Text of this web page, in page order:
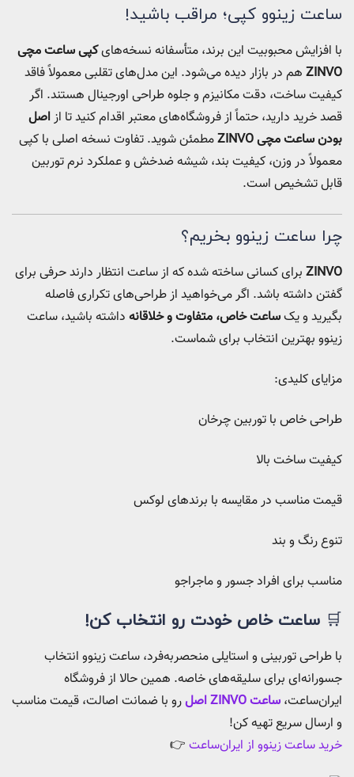
ساعت زینوو کپی؛ مراقب باشید!
با افزایش محبوبیت این برند، متأسفانه نسخه‌هایکپی ساعت مچی
ZINVO هم در بازار دیده می‌شود. این مدل‌های تقلبی معمولاً فاقد
کیفیت ساخت، دقت مکانیزم و جلوه طراحی اورجینال هستند. اگر
قصد خرید دارید، حتماً از فروشگاه‌های معتبر اقدام کنید تا ازاصل
بودن ساعت مچی ZINVO
مطمئن شوید. تفاوت نسخه اصلی با کپی
معمولاً در وزن، کیفیت بند، شیشه ضدخش و عملکرد نرم توربین
قابل تشخیص است.
چرا ساعت زینوو بخریم؟
ZINVO برای کسانی ساخته شده که از ساعت انتظار دارند حرفی برای
گفتن داشته باشد. اگر می‌خواهید از طراحی‌های تکراری فاصله
بگیرید و یکساعت خاص، متفاوت و خلاقانه داشته باشید، ساعت
زینوو بهترین انتخاب برای شماست.
مزایای کلیدی:
طراحی خاص با توربین چرخان
کیفیت ساخت بالا
قیمت مناسب در مقایسه با برندهای لوکس
تنوع رنگ و بند
مناسب برای افراد جسور و ماجراجو
🛒 ساعت خاص خودت رو انتخاب کن!
با طراحی توربینی و استایلی منحصربه‌فرد، ساعت زینوو انتخاب
جسورانه‌ای برای سلیقه‌های خاصه. همین حالا از فروشگاه
ایران‌ساعت، ساعت ZINVO اصل
رو با ضمانت اصالت، قیمت مناسب
و ارسال سریع تهیه کن!
خرید ساعت زینوو از ایران‌ساعت 👉